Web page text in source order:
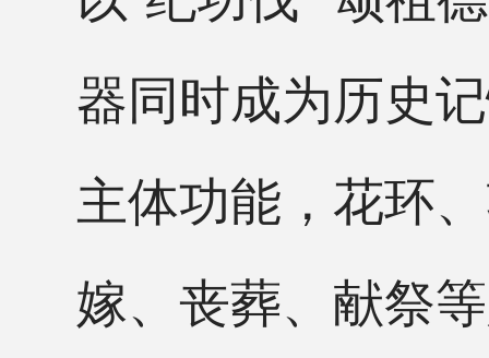
器同时成为历史
主体功能，花环
嫁、丧葬、献祭